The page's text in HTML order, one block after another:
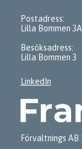
Postadress:
Lilla Bommen
Besöksadress:
Lilla Bommen 3
LinkedIn
Förvaltnings